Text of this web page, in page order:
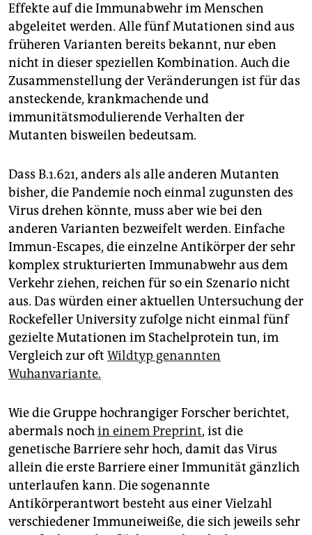
Effekte auf die Immunabwehr im Menschen
abgeleitet werden. Alle fünf Mutationen sind aus
früheren Varianten bereits bekannt, nur eben
nicht in dieser speziellen Kombination. Auch die
Zusammenstellung der Veränderungen ist für das
ansteckende, krankmachende und
immunitätsmodulierende Verhalten der
Mutanten bisweilen bedeutsam.
Dass B.1.621, anders als alle anderen Mutanten
bisher, die Pandemie noch einmal zugunsten des
Virus drehen könnte, muss aber wie bei den
anderen Varianten bezweifelt werden. Einfache
Immun-Escapes, die einzelne Antikörper der sehr
komplex strukturierten Immunabwehr aus dem
Verkehr ziehen, reichen für so ein Szenario nicht
aus. Das würden einer aktuellen Untersuchung der
Rockefeller University zufolge nicht einmal fünf
gezielte Mutationen im Stachelprotein tun, im
Vergleich zur oft Wildtyp genannten
Wuhanvariante.
Wie die Gruppe hochrangiger Forscher berichtet,
abermals nochin einem Preprint, ist die
genetische Barriere sehr hoch, damit das Virus
allein die erste Barriere einer Immunität gänzlich
unterlaufen kann. Die sogenannte
Antikörperantwort besteht aus einer Vielzahl
verschiedener Immuneiweiße, die sich jeweils sehr